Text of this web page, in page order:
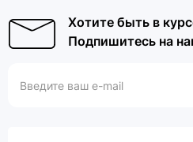
Хотите быть в
Подпишитесь на